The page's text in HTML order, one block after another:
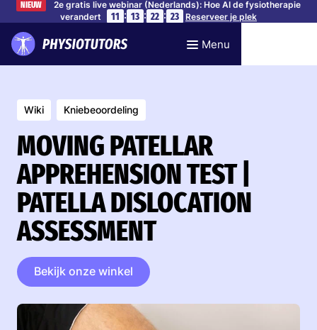
NIEUW
2e gratis live webinar (Nederlands): Hoe AI de fysiotherapie
verandert
11 : 13 : 22 : 22 Reserveer je plek
Menu
Wiki Kniebeoordeling
MOVING PATELLAR
APPREHENSION TEST |
PATELLA DISLOCATION
ASSESSMENT
Bekijk onze winkel